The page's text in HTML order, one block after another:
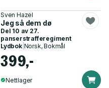
Sven Hazel
Jeg så dem dø
Del 10 av 27.
panserstrafferegiment
Lydbok| Norsk, Bokmål
399,-
Nettlager